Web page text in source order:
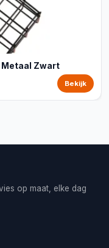
Metaal Zwart
Bekijk
op maat, elke dag